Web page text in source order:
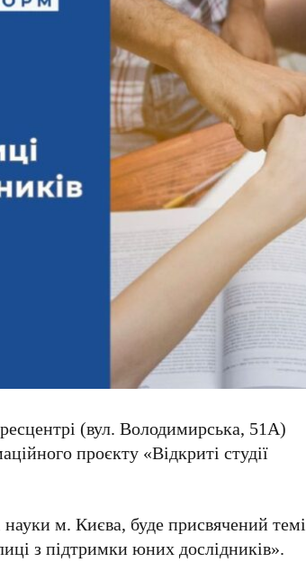
(вул. Володимирська, 51А)
проєкту «Відкриті студії
науки м. Києва, буде присвячений темі
з підтримки юних дослідників».